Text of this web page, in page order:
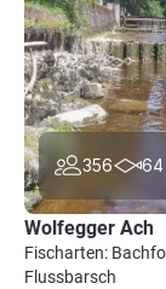
356 64
Wolfegger Ach
Fischarten:
Flussbarsch